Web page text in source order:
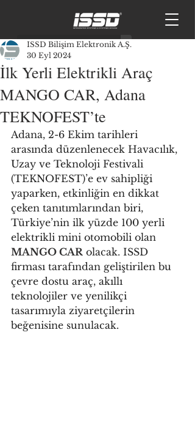
İlk Yerli Elektrikli Araç
MANGO CAR, Adana
TEKNOFEST’te
ISSD Bilişim Elektronik A.Ş.
30 Eyl 2024
Adana, 2-6 Ekim tarihleri
arasında düzenlenecek Havacılık,
Uzay ve Teknoloji Festivali
(TEKNOFEST)’e ev sahipliği
yaparken, etkinliğin en dikkat
çeken tanıtımlarından biri,
Türkiye’nin ilk yüzde 100 yerli
elektrikli mini otomobili olan
MANGO CAR olacak. ISSD
firması tarafından geliştirilen bu
çevre dostu araç, akıllı
teknolojiler ve yenilikçi
tasarımıyla ziyaretçilerin
beğenisine sunulacak.